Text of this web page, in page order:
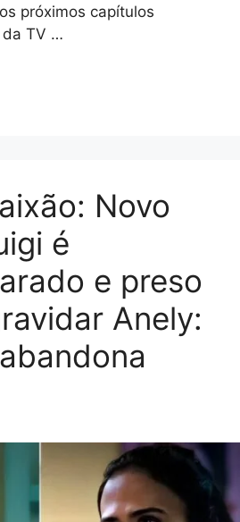
próximos capítulos
da TV …
Novo
é
e preso
Anely: